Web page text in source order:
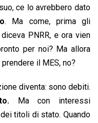
ce lo avrebbero dato
. Ma come, prima gli
PNRR, e ora vien
per noi? Ma allora
il MES, no?
diventa: sono debiti.
Ma con interessi
titoli di stato. Quando